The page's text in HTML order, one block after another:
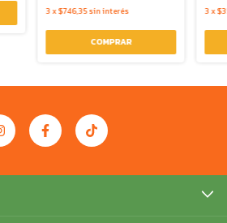
3x$746,35sin interés 3x